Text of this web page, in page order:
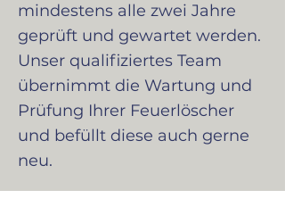
mindestens alle zwei Jahre
geprüft und gewartet werden.
Unser qualifiziertes Team
übernimmt die Wartung und
Prüfung Ihrer Feuerlöscher
und befüllt diese auch gerne
neu.